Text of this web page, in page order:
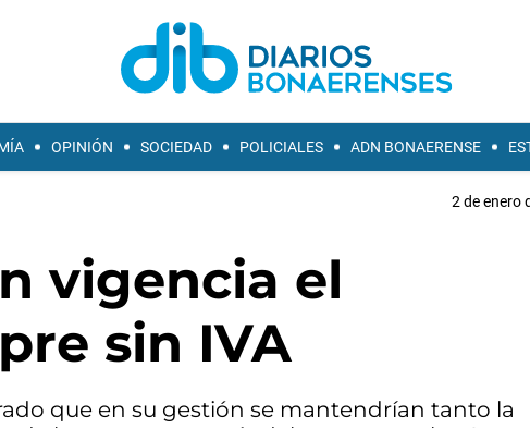
OPINIÓN SOCIEDAD POLICIALES ADN BONAERENSE
2 de enero
vigencia el
sin IVA
que en su gestión se mantendrían tanto la